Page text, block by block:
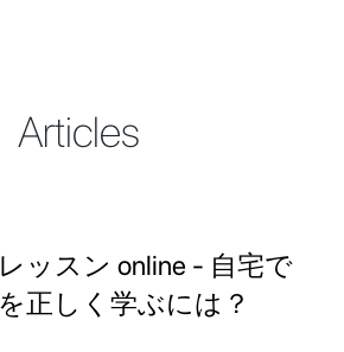
Articles
ッスン online - 自宅で
正しく学ぶには？